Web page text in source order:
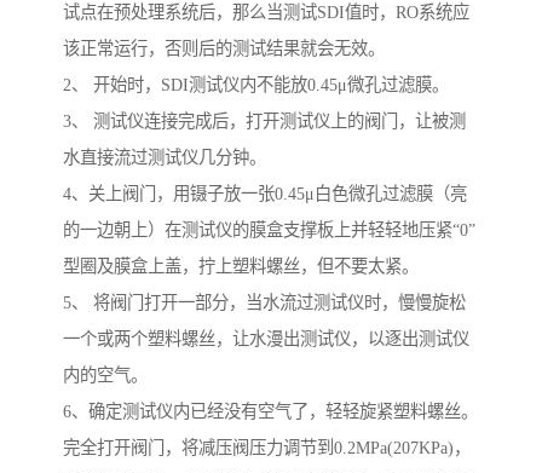
试点在预处理系统后，那么当测试SDI值时，RO系统应
该正常运行，否则后的测试结果就会无效。
2、 开始时，SDI测试仪内不能放0.45μ微孔过滤膜。
3、 测试仪连接完成后，打开测试仪上的阀门，让被测
水直接流过测试仪几分钟。
4、关上阀门，用镊子放一张0.45μ白色微孔过滤膜（亮
的一边朝上）在测试仪的膜盒支撑板上并轻轻地压紧“0”
型圈及膜盒上盖，拧上塑料螺丝，但不要太紧。
5、 将阀门打开一部分，当水流过测试仪时，慢慢旋松
一个或两个塑料螺丝，让水漫出测试仪，以逐出测试仪
内的空气。
6、确定测试仪内已经没有空气了，轻轻旋紧塑料螺丝。
完全打开阀门，将减压阀压力调节到0.2MPa(207KPa)，